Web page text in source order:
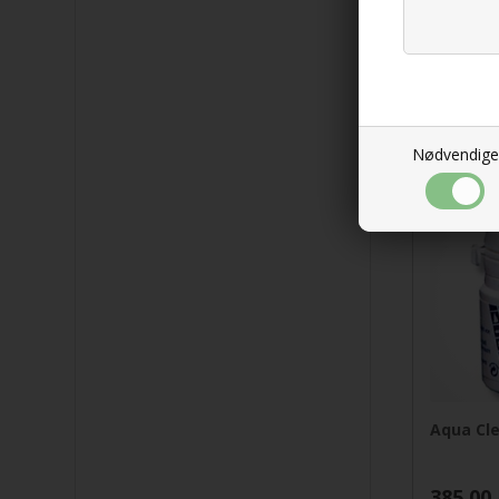
Nødvendige
Origin
369,00
Aqua